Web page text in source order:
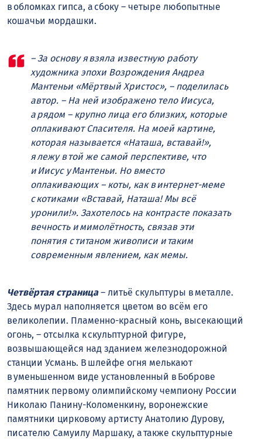
в обломках гипса, а сбоку – четыре любопытные
кошачьи мордашки.
– За основу я взяла известную работу
художника эпохи Возрождения Андреа
Мантеньи «Мёртвый Христос», – поделилась
автор. – На ней изображено тело Иисуса,
а рядом – крупно лица его близких, которые
оплакивают Спасителя. На моей картине,
которая называется «Наташа, вставай!»,
я лежу в той же самой перспективе, что
и Иисус у Мантеньи. Но вместо
оплакивающих – коты, как в интернет-меме
с котиками «Вставай, Наташа! Мы всё
уронили!». Захотелось на контрасте показать
вечность и мимолётность, связав эти
понятия с титаном живописи и таким
современным явлением, как мемы.
Четвёртая страница– литьё скульптуры в металле.
Здесь мурал наполняется цветом во всём его
великолепии. Пламенно-красный конь, высекающий
огонь, – отсылка к скульптурной фигуре,
возвышающейся над зданием железнодорожной
станции Усмань. В шлейфе огня мелькают
в уменьшенном виде установленный в Боброве
памятник первому олимпийскому чемпиону России
Николаю Панину-Коломенкину, воронежские
памятники цирковому артисту Анатолию Дурову,
писателю Самуилу Маршаку, а также скульптурные